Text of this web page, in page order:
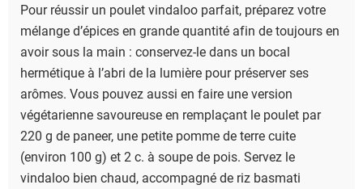
Pour réussir un poulet vindaloo parfait, préparez votre
mélange d’épices en grande quantité afin de toujours en
avoir sous la main : conservez-le dans un bocal
hermétique à l’abri de la lumière pour préserver ses
arômes. Vous pouvez aussi en faire une version
végétarienne savoureuse en remplaçant le poulet par
220 g de paneer, une petite pomme de terre cuite
(environ 100 g) et 2 c. à soupe de pois. Servez le
vindaloo bien chaud, accompagné de riz basmati